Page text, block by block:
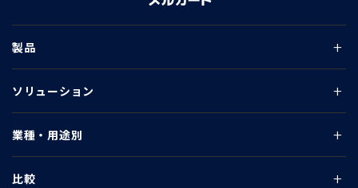
製品
ソリューション
業種・用途別
比較